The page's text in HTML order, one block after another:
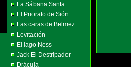
La Sábana Santa
El Priorato de Sión
Las caras de Belmez
Levitación
El lago Ness
Jack El Destripador
Drácula